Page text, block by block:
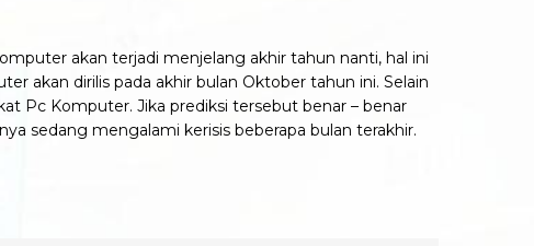
akan terjadi menjelang akhir tahun nanti, hal ini
akan dirilis pada akhir bulan Oktober tahun ini. Selain
Pc Komputer. Jika prediksi tersebut benar – benar
sedang mengalami kerisis beberapa bulan terakhir.